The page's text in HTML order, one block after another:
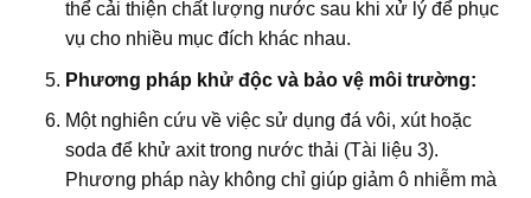
thể cải thiện chất lượng nước sau khi xử lý để phục
vụ cho nhiều mục đích khác nhau.
Phương pháp khử độc và bảo vệ môi trường:
Một nghiên cứu về việc sử dụng đá vôi, xút hoặc
soda để khử axit trong nước thải (Tài liệu 3).
Phương pháp này không chỉ giúp giảm ô nhiễm mà